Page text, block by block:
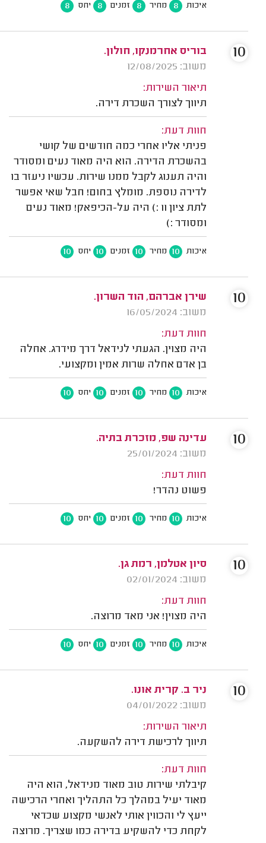
איכות 8 מחיר 8 זמנים 8 יחס 8
בוריס אחרמנקו, חולון.
משוב: 12/08/2025
תיאור השירות:
תיווך לצורך השכרת דירה.
חוות דעת:
פניתי אליו אחרי כמה חודשים של קושי
בהשכרת הדירה. הוא היה מאוד נעים ומסודר
והיה תענוג לקבל ממנו שירות. עכשיו ניעזר בו
לדירה נוספת. מומלץ בחום! חבל שאי אפשר
לתת ציון 11 :) היה על-הכיפאק! מאוד נעים
ומסודר :)
איכות 10 מחיר 10 זמנים 10 יחס 10
10
שירן אברהם, הוד השרון.
משוב: 16/05/2024
חוות דעת:
היה מצוין. הגעתי לנידאל דרך מידרג. אחלה
בן אדם אחלה שרות אמין ומקצועי.
איכות 10 מחיר 10 זמנים 10 יחס 10
10
עדינה שפ, מזכרת בתיה.
משוב: 25/01/2024
חוות דעת:
פשוט נהדר!
איכות 10 מחיר 10 זמנים 10 יחס 10
10
סיון אטלמן, רמת גן.
משוב: 02/01/2024
חוות דעת:
היה מצוין! אני מאד מרוצה.
איכות 10 מחיר 10 זמנים 10 יחס 10
10
ניר ב. קרית אונו.
משוב: 04/01/2022
תיאור השירות:
תיווך לרכישת דירה להשקעה.
חוות דעת:
קיבלתי שירות טוב מאוד מנידאל, הוא היה
מאוד יעיל במהלך כל התהליך ואחרי הרכישה
ייעץ לי והכווין אותי לאנשי מקצוע שכדאי
לקחת כדי להשקיע בדירה כמו שצריך. מרוצה
10